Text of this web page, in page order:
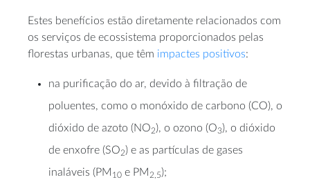
Estes benefícios estão diretamente relacionados com
os serviços de ecossistema proporcionados pelas
florestas urbanas, que têm impactes positivos:
na purificação do ar, devido à filtração de
poluentes, como o monóxido de carbono (CO), o
dióxido de azoto (NO2), o ozono (O3), o dióxido
de enxofre (SO2) e as partículas de gases
inaláveis (PM 10 e PM 2,5);